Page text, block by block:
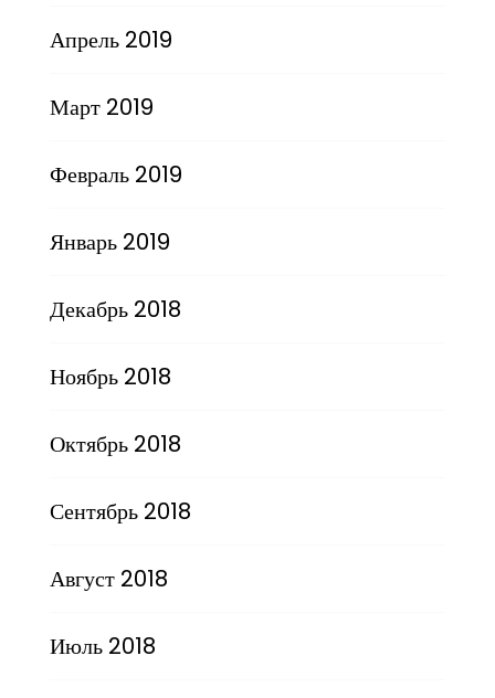
Апрель 2019
Март 2019
Февраль 2019
Январь 2019
Декабрь 2018
Ноябрь 2018
Октябрь 2018
Сентябрь 2018
Август 2018
Июль 2018